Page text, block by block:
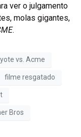
ver o julgamento
molas gigantes,
.
vs. Acme
filme resgatado
Bros